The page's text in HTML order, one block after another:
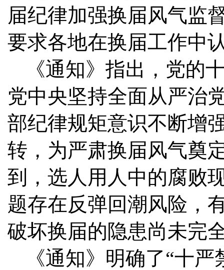
届纪律加强换届风气监
要求各地在换届工作中
《通知》指出，党的
党中央坚持全面从严治
部纪律规矩意识不断增
转，为严肃换届风气奠
到，选人用人中的腐败
题存在反弹回潮风险，
破坏换届的隐患尚未完
《通知》明确了“十